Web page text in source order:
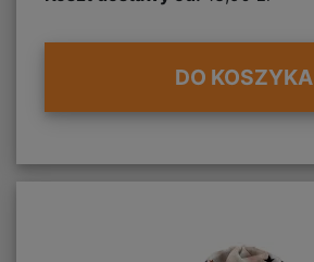
DO KOSZYKA